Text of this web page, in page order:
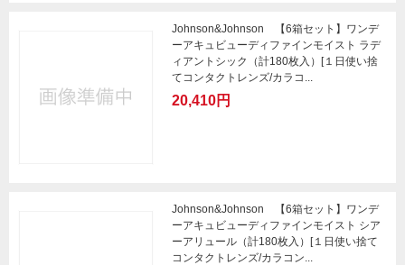
Johnson&Johnson 【6箱セット】ワンデ
ーアキュビューディファインモイスト ラデ
ィアントシック（計180枚入）[１日使い捨
てコンタクトレンズ/カラコ...
20,410円
Johnson&Johnson 【6箱セット】ワンデ
ーアキュビューディファインモイスト シア
ーアリュール（計180枚入）[１日使い捨て
コンタクトレンズ/カラコン...